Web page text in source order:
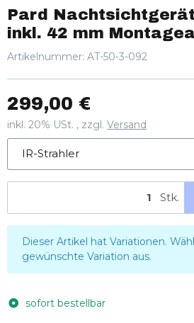
Pard
inkl. 42 mm
Artikelnummer: AT-50-3-092
299,00 €
inkl. 20% USt. , zzgl. Versand
IR-Strahler
Stk.
xDieser Artikel hat Variationen.
gewünschte Variation aus.
sofort bestellbar